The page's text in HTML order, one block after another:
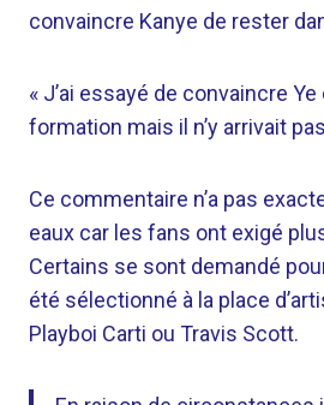
convaincre Kanye de rester
« J’ai essayé de convaincre
formation mais il n’y arrivait
Ce commentaire n’a pas
eaux car les fans ont exigé
Certains se sont demandé
été sélectionné à la place
Playboi Carti ou Travis Scott.